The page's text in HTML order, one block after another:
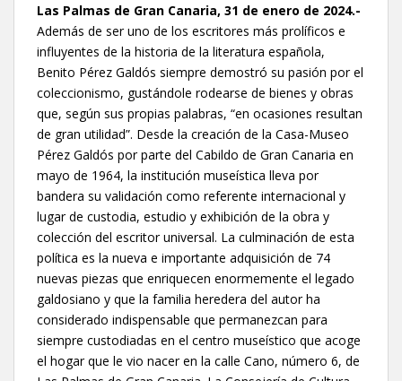
Las Palmas de Gran Canaria, 31 de enero de 2024.-
Además de ser uno de los escritores más prolíficos e
influyentes de la historia de la literatura española,
Benito Pérez Galdós siempre demostró su pasión por el
coleccionismo, gustándole rodearse de bienes y obras
que, según sus propias palabras, “en ocasiones resultan
de gran utilidad”. Desde la creación de la Casa-Museo
Pérez Galdós por parte del Cabildo de Gran Canaria en
mayo de 1964, la institución museística lleva por
bandera su validación como referente internacional y
lugar de custodia, estudio y exhibición de la obra y
colección del escritor universal. La culminación de esta
política es la nueva e importante adquisición de 74
nuevas piezas que enriquecen enormemente el legado
galdosiano y que la familia heredera del autor ha
considerado indispensable que permanezcan para
siempre custodiadas en el centro museístico que acoge
el hogar que le vio nacer en la calle Cano, número 6, de